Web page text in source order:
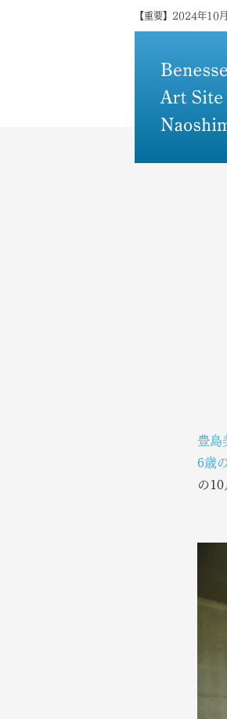
【重要】2024年10
ご来島
島×ア
アート
宿泊
体験・
トピッ
メディ
その他
豊島
6歳
の